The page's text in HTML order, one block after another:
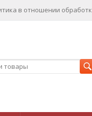
в отношении